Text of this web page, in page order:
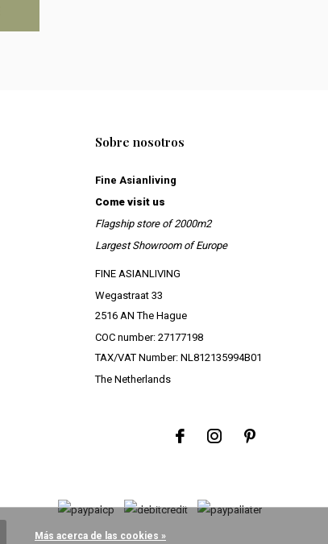
Sobre nosotros
Fine Asianliving
Come visit us
Flagship store of 2000m2
Largest Showroom of Europe
FINE ASIANLIVING
Wegastraat 33
2516 AN The Hague
COC number: 27177198
TAX/VAT Number: NL812135994B01
The Netherlands
Más acerca de las cookies »